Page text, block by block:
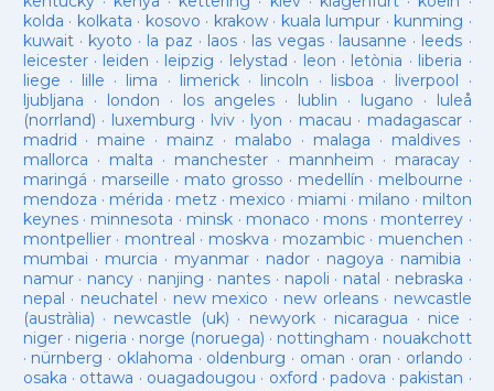
kolda · kolkata · kosovo · krakow· kuala lumpur · kunming ·
kuwait· kyoto · la paz · laos· las vegas· lausanne · leeds ·
leicester· leiden · leipzig · lelystad · leon · letònia · liberia ·
liege · lille · lima · limerick· lincoln · lisboa · liverpool ·
ljubljana · london · los angeles· lublin · lugano · luleå
(norrland) · luxemburg · lviv · lyon · macau · madagascar·
madrid · maine · mainz · malabo · malaga · maldives·
mallorca · malta · manchester· mannheim · maracay·
maringá · marseille · mato grosso · medellín · melbourne ·
mendoza · mérida · metz · mexico · miami · milano · milton
keynes· minnesota · minsk · monaco · mons · monterrey ·
montpellier· montreal · moskva · mozambic· muenchen ·
mumbai · murcia · myanmar· nador · nagoya · namibia ·
namur· nancy · nanjing · nantes · napoli · natal · nebraska ·
nepal · neuchatel · new mexico · new orleans· newcastle
(austràlia) · newcastle (uk) · newyork· nicaragua · nice ·
niger· nigeria · norge (noruega) · nottingham · nouakchott
· nürnberg · oklahoma · oldenburg · oman · oran · orlando ·
osaka · ottawa · ouagadougou · oxford ·padova ·pakistan ·